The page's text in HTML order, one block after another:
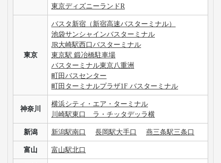
東京ディズニーランドR
東京
バスタ新宿（新宿高速バスターミナル）
池袋サンシャインバスターミナル
JR大崎駅西口バスターミナル
東京駅 鍛冶橋駐車場
バスターミナル東京八重洲
町田バスセンター
町田ターミナルプラザ1F バスターミナル
神奈川
横浜シティ・エア・ターミナル
川崎駅東口 ラ・チッタデッラ横
新潟 新潟駅南口 長岡駅大手口 燕三条駅三条口
富山 富山駅北口